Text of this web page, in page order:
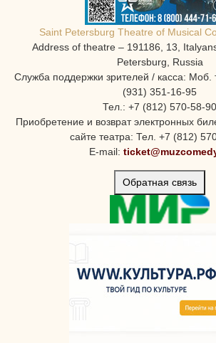
Saint Petersburg Theatre of Musical
Address of theatre – 191186, 13,
Petersburg, Russia
Служба поддержки зрителей / касса: Моб.
(931) 351-16-95
Тел.: +7 (812) 570-58-90
Приобретение и возврат электронных
сайте театра: Тел. +7 (812)
E-mail:
Обратная связь